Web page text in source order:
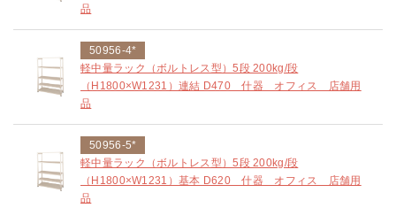
品
50956-4*
軽中量ラック（ボルトレス型）5段 200kg/段
（H1800×W1231）連結 D470 什器 オフィス 店舗用
品
50956-5*
軽中量ラック（ボルトレス型）5段 200kg/段
（H1800×W1231）基本 D620 什器 オフィス 店舗用
品